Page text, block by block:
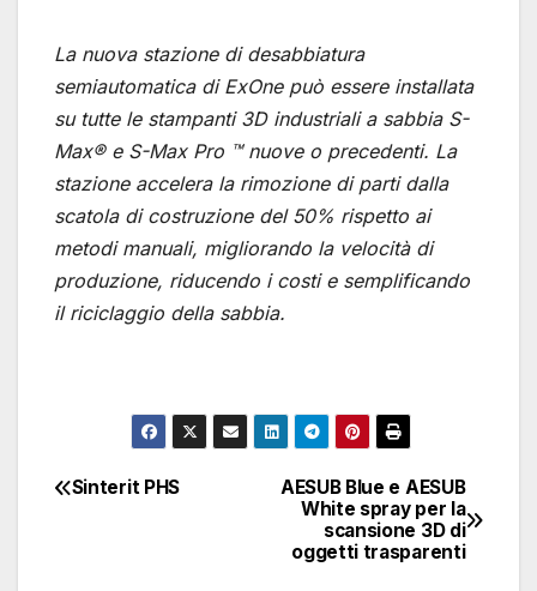
La nuova stazione di desabbiatura
semiautomatica di ExOne può essere installata
su tutte le stampanti 3D industriali a sabbia S-
Max® e S-Max Pro ™ nuove o precedenti. La
stazione accelera la rimozione di parti dalla
scatola di costruzione del 50% rispetto ai
metodi manuali, migliorando la velocità di
produzione, riducendo i costi e semplificando
il riciclaggio della sabbia.
Navigazione
AESUB Blue e AESUB
White spray per la
scansione 3D di
oggetti trasparenti
Sinterit PHS